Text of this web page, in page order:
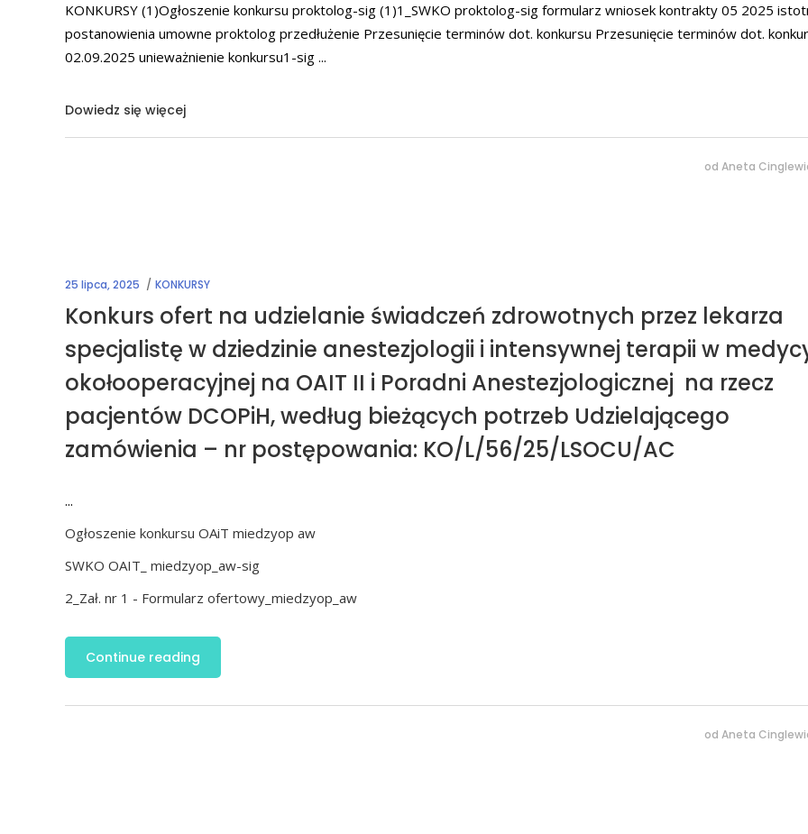
KONKURSY (1)Ogłoszenie konkursu proktolog-sig (1)1_SWKO proktolog-sig formularz wniosek kontrakty 05 2025
postanowienia umowne proktolog przedłużenie Przesunięcie terminów dot. konkursu Przesunięcie terminów dot.
02.09.2025 unieważnienie konkursu1-sig
Dowiedz się więcej
od Aneta
25 lipca, 2025 KONKURSY
Konkurs ofert na udzielanie świadczeń zdrowotnych przez lekarza
specjalistę w dziedzinie anestezjologii i intensywnej terapii w
okołooperacyjnej na OAIT II i Poradni Anestezjologicznej na rzecz
pacjentów DCOPiH, według bieżących potrzeb Udzielającego
zamówienia – nr postępowania: KO/L/56/25/LSOCU/AC
Ogłoszenie konkursu OAiT miedzyop aw
SWKO OAIT_ miedzyop_aw-sig
2_Zał. nr 1 - Formularz ofertowy_miedzyop_aw
Continue reading
od Aneta